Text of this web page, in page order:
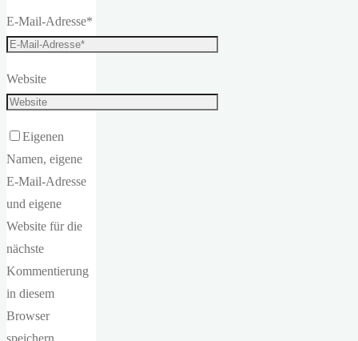
E-Mail-Adresse*
Website
Eigenen
Namen, eigene
E-Mail-Adresse
und eigene
Website für die
nächste
Kommentierung
in diesem
Browser